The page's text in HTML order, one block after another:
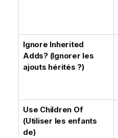
Ignore Inherited
Adds? (Ignorer les
ajouts hérités ?)
Use Children Of
(Utiliser les enfants
de)